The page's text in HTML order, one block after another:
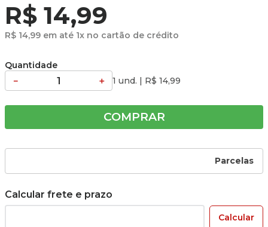
R$ 14,99
R$ 14,99 em até 1x no cartão de crédito
Quantidade
＋
－ 1 und. | R$ 14,99
COMPRAR
Parcelas